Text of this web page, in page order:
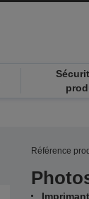
Référence